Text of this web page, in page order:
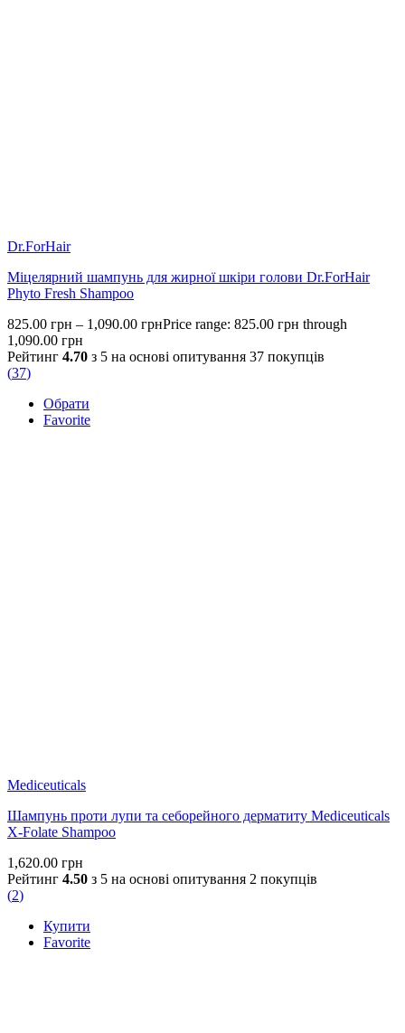
Dr.ForHair
Міцелярний шампунь для жирної шкіри голови Dr.ForHair
Phyto Fresh Shampoo
825.00 грн – 1,090.00 грнPrice range: 825.00 грн through
1,090.00 грн
Рейтинг 4.70 з 5 на основі опитування 37 покупців
(37)
Обрати
Favorite
Mediceuticals
Шампунь проти лупи та себорейного дерматиту Mediceuticals
X-Folate Shampoo
1,620.00 грн
Рейтинг 4.50 з 5 на основі опитування 2 покупців
(2)
Купити
Favorite